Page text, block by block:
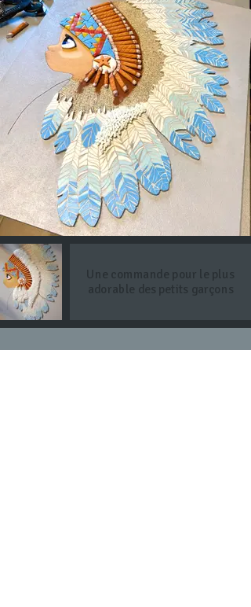
Une commande pour le plus
adorable des petits garçons